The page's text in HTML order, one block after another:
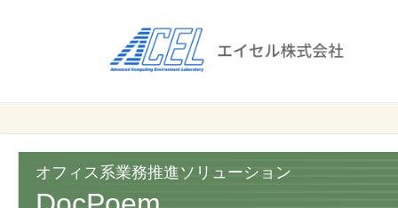
株式会社
ス
オフィス系業務推進ソリューション
セ
株
式
会